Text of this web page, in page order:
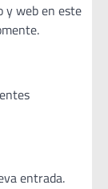
y web en este
entrada.